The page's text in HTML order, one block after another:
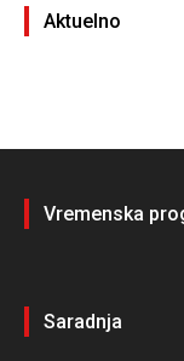
Aktuelno
Vremenska
Saradnja